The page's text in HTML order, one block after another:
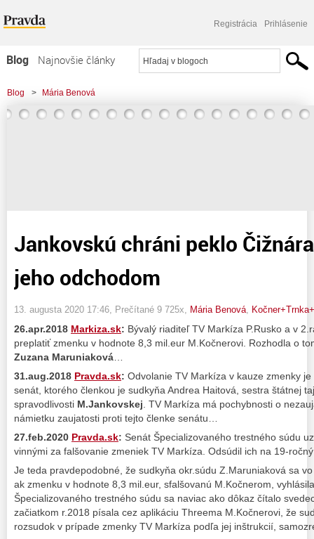
Registrácia Prihlásenie
Blog
Najnovšie články
Najčítanejšie články
Najkomentovanejšie články
Blog > Mária Benová
> Jankovskú chráni peklo Čižnára. Rozpútané jeho odchodom
Jankovskú chráni peklo
jeho odchodom
13. augusta 2020 17:46 , Prečítané 9 725x, Mária Benová
26.apr.2018 Markiza.sk: Bývalý riaditeľ TV Markíza P.Rusko a v
preplatiť zmenku v hodnote 8,3 mil.eur M.Kočnerovi. Rozhodla o
Zuzana Maruniaková
31.aug.2018 Pravda.sk: Odvolanie TV Markíza v kauze zmenky
senát, ktorého členkou je sudkyňa Andrea Haitová, sestra štátnej
spravodlivosti M.Jankovskej . TV Markíza má pochybnosti o
námietku zaujatosti proti tejto členke senátu…
27.feb.2020 Pravda.sk: Senát Špecializovaného trestného súdu
vinnými za falšovanie zmeniek TV Markíza. Odsúdil ich na 19-
Je teda pravdepodobné, že sudkyňa okr.súdu Z.Maruniaková sa
ak zmenku v hodnote 8,3 mil.eur, sfalšovanú M.Kočnerom,
Špecializovaného trestného súdu sa naviac ako dôkaz čítalo
začiatkom r.2018 písala cez aplikáciu Threema M.Kočnerovi, že
rozsudok v prípade zmenky TV Markíza podľa jej inštrukcií,